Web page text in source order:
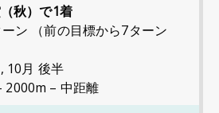
秋）で1着
ン （前の目標から7ターン
, 10月 後半
2000m – 中距離